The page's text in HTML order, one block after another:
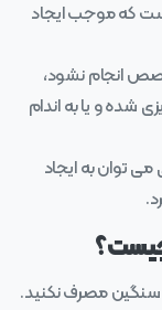
که موجب ایجاد
انجام نشود،
شده و یا به اندام
توان به ایجاد
مصرف نکنید.